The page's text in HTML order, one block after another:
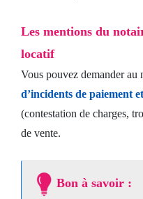
Les mentions du
locatif
Vous pouvez demander au
d’incidents de paiement
(contestation de charges,
de vente.
Bon à savoir :